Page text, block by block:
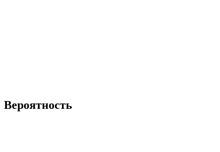
Вероятность